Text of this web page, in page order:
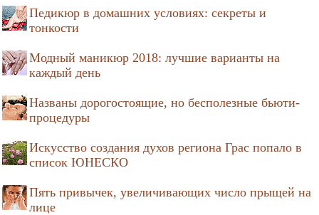
Педикюр в домашних условиях: секреты и
тонкости
Модный маникюр 2018: лучшие варианты на
каждый день
Названы дорогостоящие, но бесполезные бьюти-
процедуры
Искусство создания духов региона Грас попало в
список ЮНЕСКО
Пять привычек, увеличивающих число прыщей на
лице